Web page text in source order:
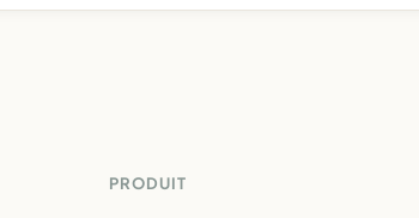
PRODUIT